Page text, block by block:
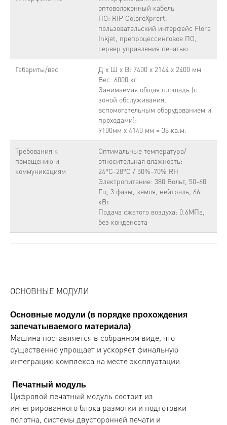
оптоволоконный кабель
ПО: RIP ColoreXprert,
пользовательский интерфейс Flora
Inkjet, препроцессинговое ПО,
сервер управления печатью
Габариты/вес
Д х Ш х В: 7400 x 2144 x 2400 мм
Вес: 6000 кг
Занимаемая общая площадь (с
зоной обслуживания,
вспомогательным оборудованием и
проходами):
9100мм x 4140 мм ≈ 38 кв.м.
Требования к
помещению и
коммуникациям
Оптимальные температура/
относительная влажность:
24°C-28°C / 50%-70% RH
Электропитание: 380 Вольт, 50-60
Гц, 3 фазы, земля, нейтраль, 66
кВт
Подача сжатого воздуха: 0.6MПa,
без конденсата
ОСНОВНЫЕ МОДУЛИ
Основные модули (в порядке прохождения
запечатываемого материала)
Машина поставляется в собранном виде, что
существенно упрощает и ускоряет финальную
интеграцию комплекса на месте эксплуатации.
Печатный модуль
Цифровой печатный модуль состоит из
интегрированного блока размотки и подготовки
полотна, системы двусторонней печати и